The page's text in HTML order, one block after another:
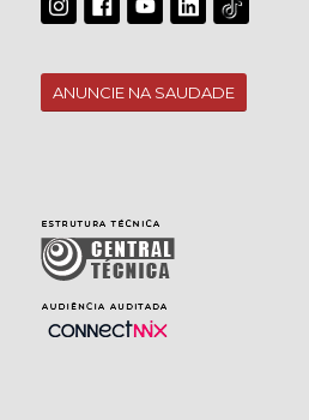
ANUNCIE NA SAUDADE